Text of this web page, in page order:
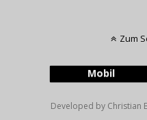
Zum
Mobil
Developed by Christian